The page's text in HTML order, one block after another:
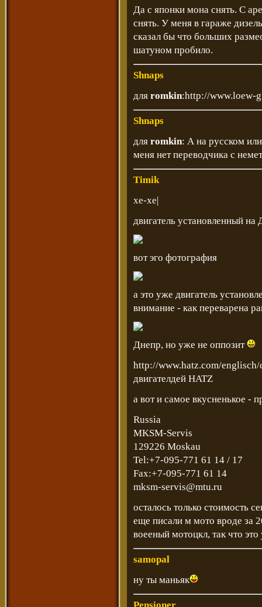
Да с японки мона снять. С
снять. У меня в гараже
сказал бы что больших
шатуном пробило.
Shnaps
для romkin:http://www.loew-
Shnaps
для romkin: А на русском
меня нет переводчика с
Timik
хе-хе|
двигатель установленный
вот эго фотография
а это уже двигатель
внимание - как переварена
Днепр, но уже не оппозит
http://www.hatz.com/
двигателдей HATZ
а вот и самое вкусненькое -
Russia
MKSM-Servis
129226 Moskau
Tel:+7-095-771 61 14 / 17
Fax:+7-095-771 61 14
mksm-servis@mtu.ru
осталось только стоимость
еще писали м мото вроде за
воееный мотоцкл, так что
samopal
ну ты маньяк